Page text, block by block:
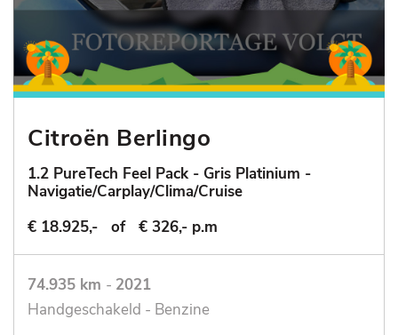
Citroën Berlingo
1.2 PureTech Feel Pack - Gris Platinium -
Navigatie/Carplay/Clima/Cruise
€ 18.925,-
of € 326,- p.m
74.935 km - 2021
Handgeschakeld - Benzine